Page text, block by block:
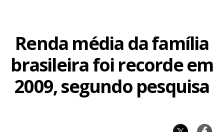
Renda média da família
brasileira foi recorde em
2009, segundo pesquisa